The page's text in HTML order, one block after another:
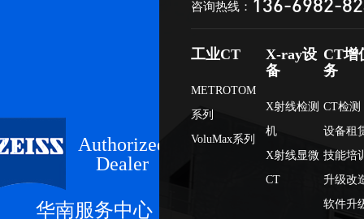
Authorized
Dealer
华南服务中心
咨询热线： 136-6982-
工业CT
METROTOM
系列
VoluMax系列
X-ray设
备
X射线检测
机
X射线显微
CT
CT增
务
CT检测
设备租
技能培
升级改
软件升